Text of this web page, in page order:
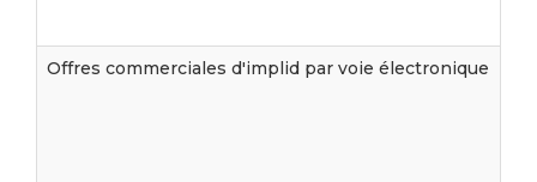
Offres commerciales d'implid par voie électronique